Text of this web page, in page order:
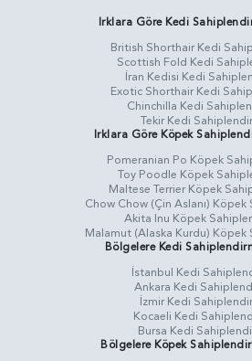
Irklara Göre Kedi
British Shorthair Kedi
Scottish Fold Kedi
İran Kedisi Kedi
Exotic Shorthair Kedi
Chinchilla Kedi
Tekir Kedi
Irklara Göre Köpek
Pomeranian Po Köpek
Toy Poodle Köpek
Maltese Terrier Köpek
Chow Chow (Çin Aslanı)
Akita Inu Köpek
Malamut (Alaska Kurdu) Köpek
Bölgelere Kedi
İstanbul Kedi
Ankara Kedi
İzmir Kedi
Kocaeli Kedi
Bursa Kedi
Bölgelere Köpek